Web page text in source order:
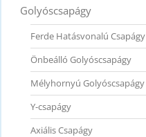
Golyóscsapágy
Ferde Hatásvonalú Csapágy
Önbeálló Golyóscsapágy
Mélyhornyú Golyóscsapágy
Y-csapágy
Axiális Csapágy